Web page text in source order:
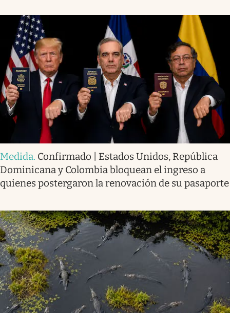
Medida. Confirmado | Estados Unidos, República
Dominicana y Colombia bloquean el ingreso a
quienes postergaron la renovación de su pasaporte